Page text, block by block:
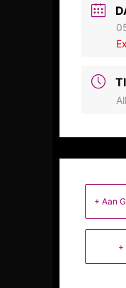
+ Aan
+